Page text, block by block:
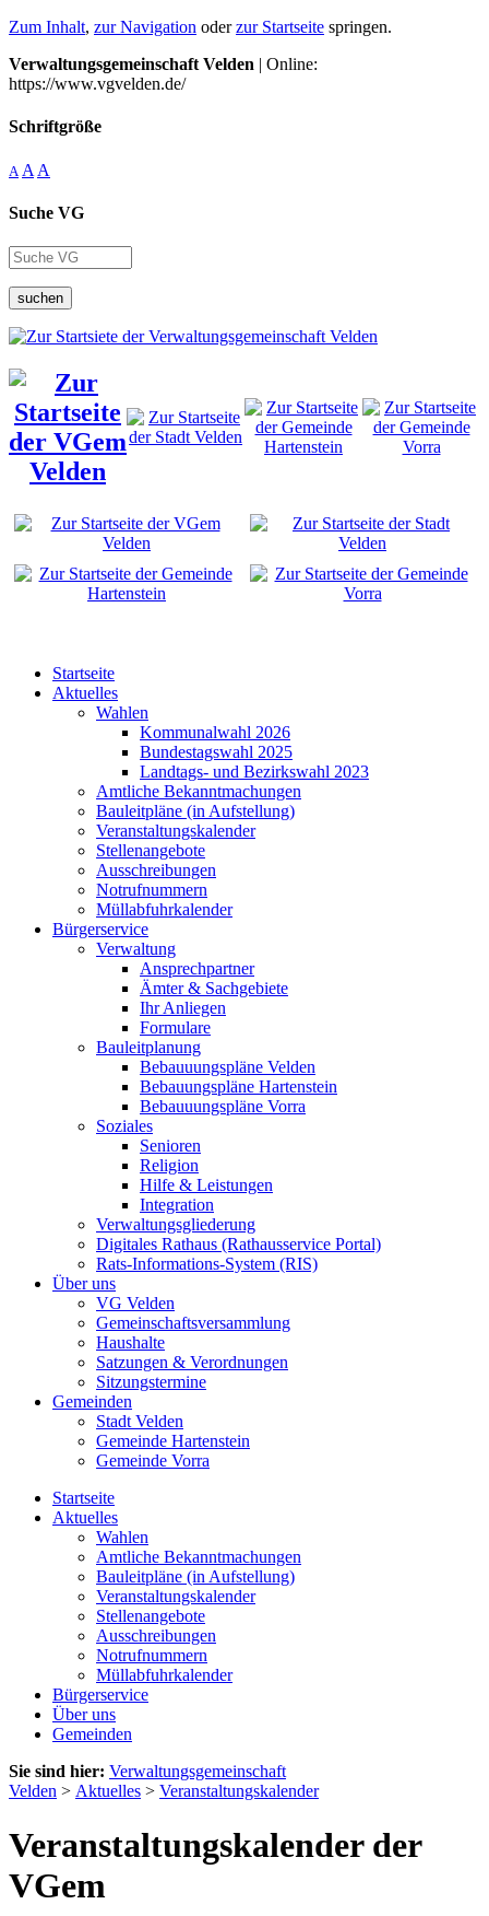
Zum Inhalt, zur Navigation oderzur Startseite springen.
Verwaltungsgemeinschaft Velden | Online:
https://www.vgvelden.de/
Schriftgröße
A A A
Suche VG
suchen
Startseite
Aktuelles
Wahlen
Kommunalwahl 2026
Bundestagswahl 2025
Landtags- und Bezirkswahl 2023
Amtliche Bekanntmachungen
Bauleitpläne (in Aufstellung)
Veranstaltungskalender
Stellenangebote
Ausschreibungen
Notrufnummern
Müllabfuhrkalender
Bürgerservice
Verwaltung
Ansprechpartner
Ämter & Sachgebiete
Ihr Anliegen
Formulare
Bauleitplanung
Bebauuungspläne Velden
Bebauungspläne Hartenstein
Bebauuungspläne Vorra
Soziales
Senioren
Religion
Hilfe & Leistungen
Integration
Verwaltungsgliederung
Digitales Rathaus (Rathausservice Portal)
Rats-Informations-System (RIS)
Über uns
VG Velden
Gemeinschaftsversammlung
Haushalte
Satzungen & Verordnungen
Sitzungstermine
Gemeinden
Stadt Velden
Gemeinde Hartenstein
Gemeinde Vorra
Startseite
Aktuelles
Wahlen
Amtliche Bekanntmachungen
Bauleitpläne (in Aufstellung)
Veranstaltungskalender
Stellenangebote
Ausschreibungen
Notrufnummern
Müllabfuhrkalender
Bürgerservice
Über uns
Gemeinden
Sie sind hier: Verwaltungsgemeinschaft
Velden > Aktuelles > Veranstaltungskalender
Veranstaltungskalender der
VGem